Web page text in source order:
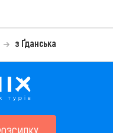
з Ґданська